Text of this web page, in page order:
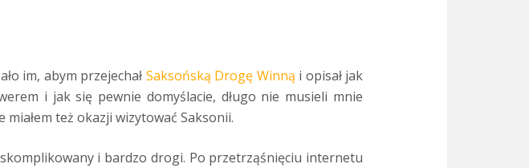
im, abym przejechał Saksońską Drogę Winną i opisał jak
i jak się pewnie domyślacie, długo nie musieli mnie
miałem też okazji wizytować Saksonii.
i bardzo drogi. Po przetrząśnięciu internetu